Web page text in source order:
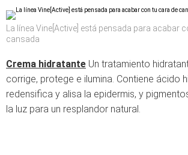
La línea Vine[Active] está pensada para acabar
cansada
Crema hidratante Un tratamiento
corrige, protege e ilumina. Contiene ácido
redensifica y alisa la epidermis, y
la luz para un resplandor natural.